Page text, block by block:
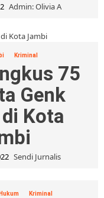
Admin: Olivia A
Kriminal
75
Genk
Kota
Sendi Jurnalis
Hukum Kriminal